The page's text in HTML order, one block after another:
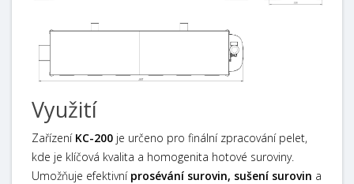
Využití
Zařízení KC-200 je určeno pro finální zpracování pelet,
kde je klíčová kvalita a homogenita hotové suroviny.
Umožňuje efektivní prosévání surovin, sušení surovin a